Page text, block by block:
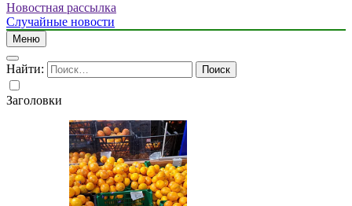
Новостная рассылка
Случайные новости
Меню
Найти:
Заголовки